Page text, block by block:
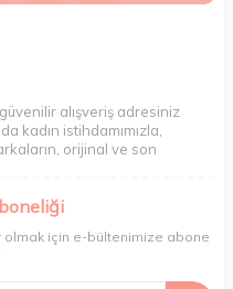
alışveriş adresiniz
kadın istihdamımızla,
orijinal ve son
olumsuz olarak geri
tüm desteği sağlıyoruz.
ve binlerce ürün seçeneğini
için e-bültenimize abone